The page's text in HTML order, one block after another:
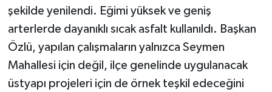
şekilde yenilendi. Eğimi yüksek ve geniş
arterlerde dayanıklı sıcak asfalt kullanıldı. Başkan
Özlü, yapılan çalışmaların yalnızca Seymen
Mahallesi için değil, ilçe genelinde uygulanacak
üstyapı projeleri için de örnek teşkil edeceğini